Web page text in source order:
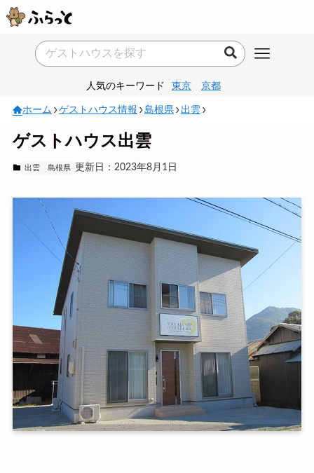
人気のキーワード 東京 京都
ホーム ゲストハウス情報 島根県 出雲
ゲストハウス出雲
出雲 島根県 更新日：2023年8月1日